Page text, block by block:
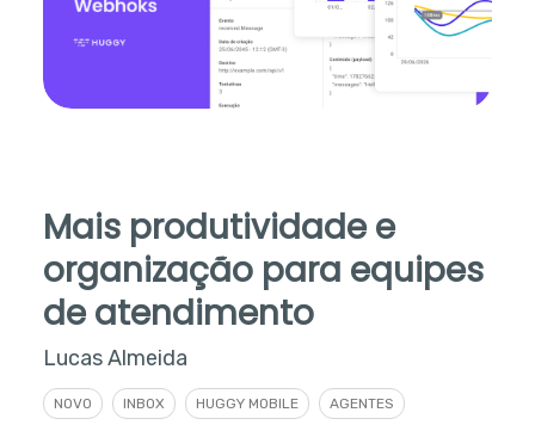
Mais produtividade e
organização para equipes
de atendimento
Lucas Almeida
NOVO INBOX HUGGY MOBILE AGENTES